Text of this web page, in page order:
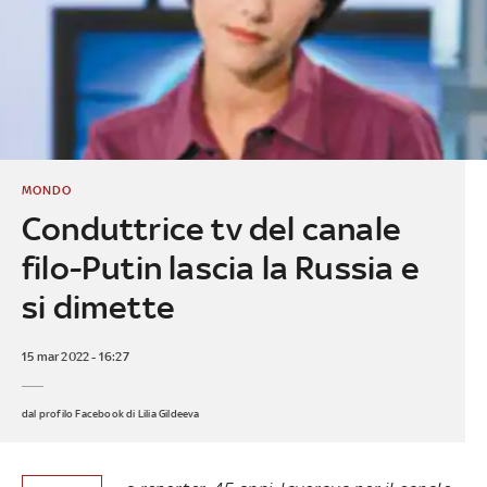
Conduttrice tv del canale
filo-Putin lascia la Russia e
si dimette
MONDO
15 mar 2022 - 16:27
dal profilo Facebook di Lilia Gildeeva